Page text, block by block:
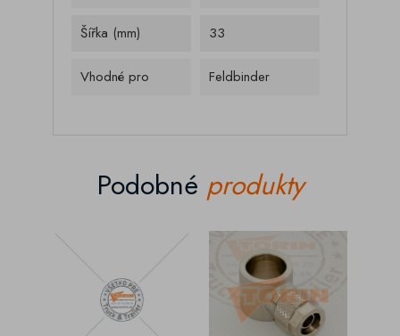
Šířka (mm) 33
Vhodné pro Feldbinder
Podobné produkty